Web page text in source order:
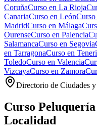
CoruñaCurso en La Rioja
CanariaCurso en LeónCurso
MadridCurso en Málaga
OurenseCurso en Palencia
SalamancaCurso en Segovia
en TarragonaCurso en
ToledoCurso en Valencia
VizcayaCurso en Zamora
Directorio de Ciudades y
Curso
Localidad